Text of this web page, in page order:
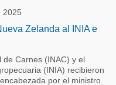
2025
Zelanda al INIA e
de Carnes (INAC) y el
(INIA) recibieron
por el ministro